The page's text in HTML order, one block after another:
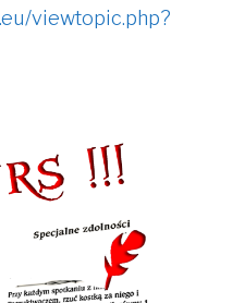
viewtopic.php?